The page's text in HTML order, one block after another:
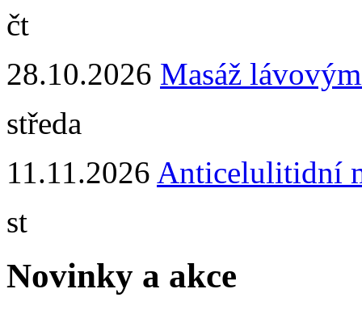
čt
28.10.2026 Masáž
středa
11.11.2026 Anticelulitidní
st
Novinky a akce